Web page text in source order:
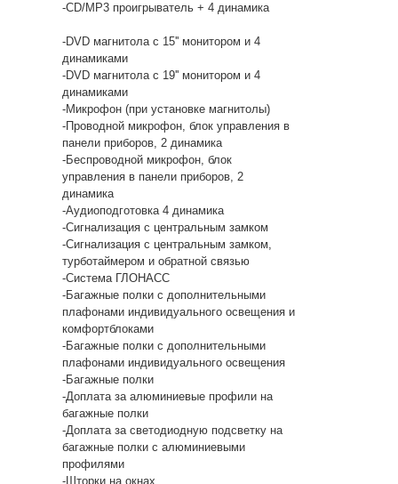
-CD/MP3 проигрыватель + 4 динамика
-DVD магнитола с 15'' монитором и 4
динамиками
-DVD магнитола с 19'' монитором и 4
динамиками
-Микрофон (при установке магнитолы)
-Проводной микрофон, блок управления в
панели приборов, 2 динамика
-Беспроводной микрофон, блок
управления в панели приборов, 2
динамика
-Аудиоподготовка 4 динамика
-Сигнализация с центральным замком
-Сигнализация с центральным замком,
турботаймером и обратной связью
-Система ГЛОНАСС
-Багажные полки с дополнительными
плафонами индивидуального освещения и
комфортблоками
-Багажные полки с дополнительными
плафонами индивидуального освещения
-Багажные полки
-Доплата за алюминиевые профили на
багажные полки
-Доплата за светодиодную подсветку на
багажные полки с алюминиевыми
профилями
-Шторки на окнах